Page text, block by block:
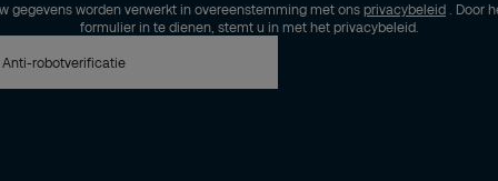
gegevens worden verwerkt in overeenstemming met ons privacybeleid
. Door
formulier in te dienen, stemt u in met het privacybeleid.
Anti-robotverificatie